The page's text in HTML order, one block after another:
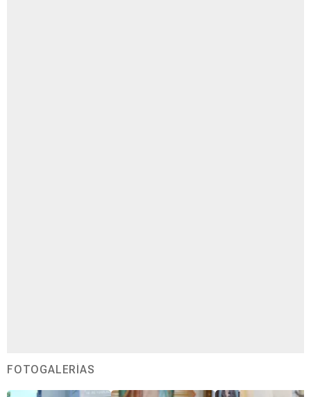
FOTOGALERÍAS